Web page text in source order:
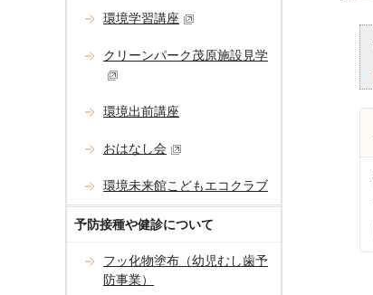
環境学習講座
クリーンパーク茂原施設見学
環境出前講座
おはなし会
環境未来館こどもエコクラブ
予防接種や健診について
フッ化物塗布（幼児むし歯予
防事業）